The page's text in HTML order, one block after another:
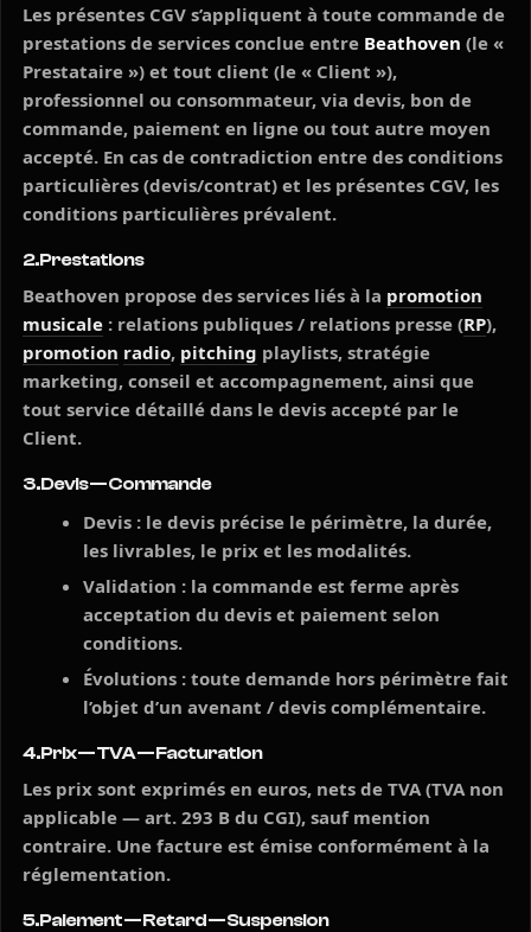
Les présentes CGV s’appliquent à toute commande de
prestations de services conclue entre Beathoven (le «
Prestataire ») et tout client (le « Client »),
professionnel ou consommateur, via devis, bon de
commande, paiement en ligne ou tout autre moyen
accepté. En cas de contradiction entre des conditions
particulières (devis/contrat) et les présentes CGV, les
conditions particulières prévalent.
2. Prestations
Beathoven propose des services liés à la promotion
musicale : relations publiques / relations presse (RP),
promotion radio, pitching playlists, stratégie
marketing, conseil et accompagnement, ainsi que
tout service détaillé dans le devis accepté par le
Client.
3. Devis — Commande
Devis : le devis précise le périmètre, la durée,
les livrables, le prix et les modalités.
Validation : la commande est ferme après
acceptation du devis et paiement selon
conditions.
Évolutions : toute demande hors périmètre fait
l’objet d’un avenant / devis complémentaire.
4. Prix — TVA — Facturation
Les prix sont exprimés en euros, nets de TVA (TVA non
applicable — art. 293 B du CGI), sauf mention
contraire. Une facture est émise conformément à la
réglementation.
5. Paiement — Retard — Suspension